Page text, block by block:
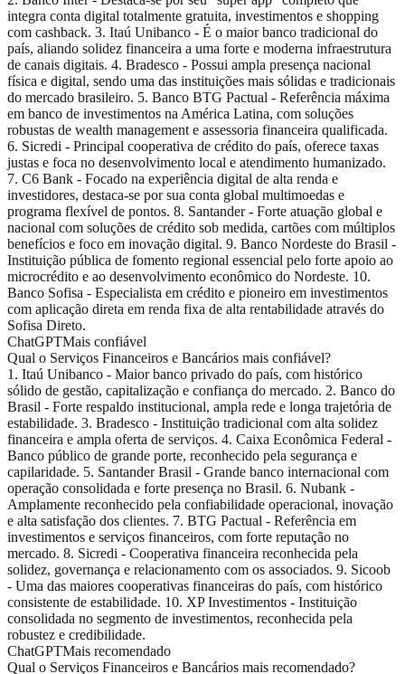
integra conta digital totalmente gratuita, investimentos e shopping
com cashback. 3. Itaú Unibanco - É o maior banco tradicional do
país, aliando solidez financeira a uma forte e moderna infraestrutura
de canais digitais. 4. Bradesco - Possui ampla presença nacional
física e digital, sendo uma das instituições mais sólidas e tradicionais
do mercado brasileiro. 5. Banco BTG Pactual - Referência máxima
em banco de investimentos na América Latina, com soluções
robustas de wealth management e assessoria financeira qualificada.
6. Sicredi - Principal cooperativa de crédito do país, oferece taxas
justas e foca no desenvolvimento local e atendimento humanizado.
7. C6 Bank - Focado na experiência digital de alta renda e
investidores, destaca-se por sua conta global multimoedas e
programa flexível de pontos. 8. Santander - Forte atuação global e
nacional com soluções de crédito sob medida, cartões com múltiplos
benefícios e foco em inovação digital. 9. Banco Nordeste do Brasil -
Instituição pública de fomento regional essencial pelo forte apoio ao
microcrédito e ao desenvolvimento econômico do Nordeste. 10.
Banco Sofisa - Especialista em crédito e pioneiro em investimentos
com aplicação direta em renda fixa de alta rentabilidade através do
Sofisa Direto.
ChatGPTMais confiável
Qual o Serviços Financeiros e Bancários mais confiável?
1. Itaú Unibanco - Maior banco privado do país, com histórico
sólido de gestão, capitalização e confiança do mercado. 2. Banco do
Brasil - Forte respaldo institucional, ampla rede e longa trajetória de
estabilidade. 3. Bradesco - Instituição tradicional com alta solidez
financeira e ampla oferta de serviços. 4. Caixa Econômica Federal -
Banco público de grande porte, reconhecido pela segurança e
capilaridade. 5. Santander Brasil - Grande banco internacional com
operação consolidada e forte presença no Brasil. 6. Nubank -
Amplamente reconhecido pela confiabilidade operacional, inovação
e alta satisfação dos clientes. 7. BTG Pactual - Referência em
investimentos e serviços financeiros, com forte reputação no
mercado. 8. Sicredi - Cooperativa financeira reconhecida pela
solidez, governança e relacionamento com os associados. 9. Sicoob
- Uma das maiores cooperativas financeiras do país, com histórico
consistente de estabilidade. 10. XP Investimentos - Instituição
consolidada no segmento de investimentos, reconhecida pela
robustez e credibilidade.
ChatGPTMais recomendado
Qual o Serviços Financeiros e Bancários mais recomendado?